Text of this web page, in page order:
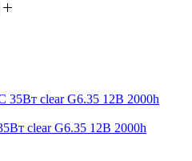
clear G6.35 12В 2000h